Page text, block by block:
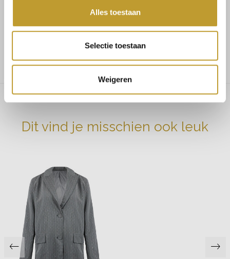
Alles toestaan
Selectie toestaan
Weigeren
Maat 38/40 bestel maat L
Twijfel je tussen 2 maten? Bestel dan de grootste.
Ons model is 1.67 en draagt maat S.
Dit vind je misschien ook leuk